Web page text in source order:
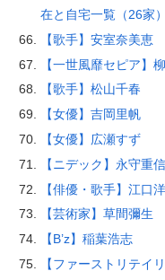
在と自宅一覧（26家）
【歌手】安室奈美恵
【一世風靡セピア】
【歌手】松山千春
【女優】吉岡里帆
【女優】広瀬すず
【ニデック】永守重信
【俳優・歌手】江口
【芸術家】草間彌生
【B’z】稲葉浩志
【ファーストリテイ